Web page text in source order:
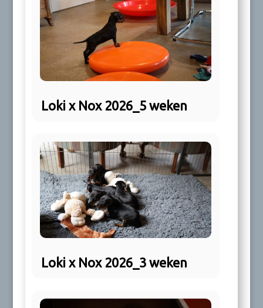
Loki x Nox 2026_5 weken
Loki x Nox 2026_3 weken